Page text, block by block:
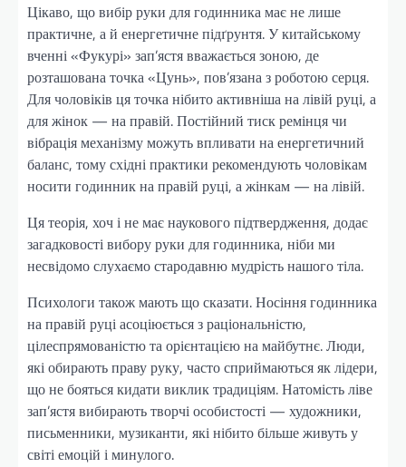
Цікаво, що вибір руки для годинника має не лише
практичне, а й енергетичне підґрунтя. У китайському
вченні «Фукурі» зап’ястя вважається зоною, де
розташована точка «Цунь», пов’язана з роботою серця.
Для чоловіків ця точка нібито активніша на лівій руці, а
для жінок — на правій. Постійний тиск ремінця чи
вібрація механізму можуть впливати на енергетичний
баланс, тому східні практики рекомендують чоловікам
носити годинник на правій руці, а жінкам — на лівій.
Ця теорія, хоч і не має наукового підтвердження, додає
загадковості вибору руки для годинника, ніби ми
несвідомо слухаємо стародавню мудрість нашого тіла.
Психологи також мають що сказати. Носіння годинника
на правій руці асоціюється з раціональністю,
цілеспрямованістю та орієнтацією на майбутнє. Люди,
які обирають праву руку, часто сприймаються як лідери,
що не бояться кидати виклик традиціям. Натомість ліве
зап’ястя вибирають творчі особистості — художники,
письменники, музиканти, які нібито більше живуть у
світі емоцій і минулого.